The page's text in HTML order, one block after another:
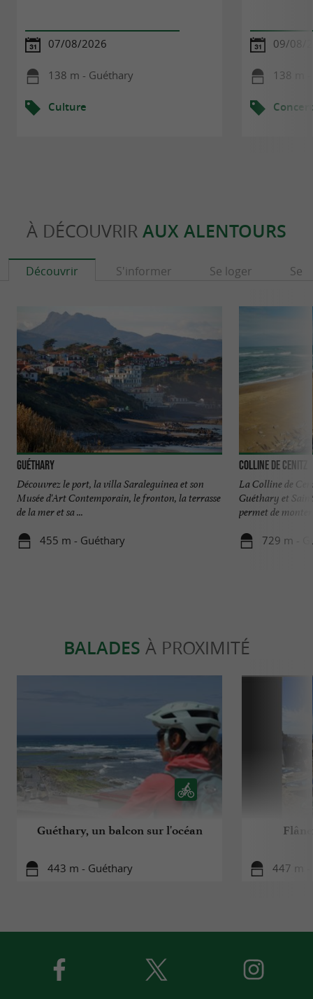
07/08/2026
138 m - Guéthary
Culture
09/08/
138 m
À DÉCOUVRIR AUX ALENTOURS
Découvrir S'informer Se loger Se
Guéthary
Découvrez le port, la villa Saraleguinea et son
Musée d'Art Contemporain, le fronton, la terrasse
de la mer et sa ...
455 m - Guéthary
Colline de Cenitz
La Colline de
Guéthary et
permet de monter
729 m -
BALADES À PROXIMITÉ
Guéthary, un balcon sur l'océan
443 m - Guéthary 447 m -